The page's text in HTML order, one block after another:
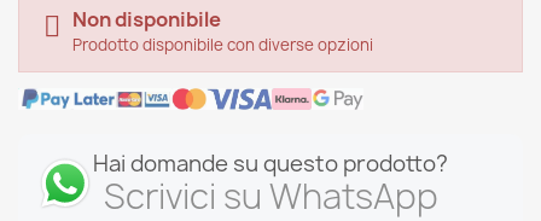
 Non disponibile
Prodotto disponibile con diverse opzioni
Hai domande su questo prodotto?
Scrivici su WhatsApp